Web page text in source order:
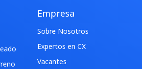
Empresa
Sobre Nosotros
Expertos en CX
Vacantes